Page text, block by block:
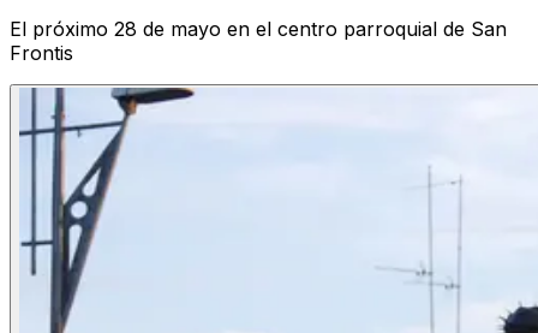
El próximo 28 de mayo en el centro parroquial de San
Frontis